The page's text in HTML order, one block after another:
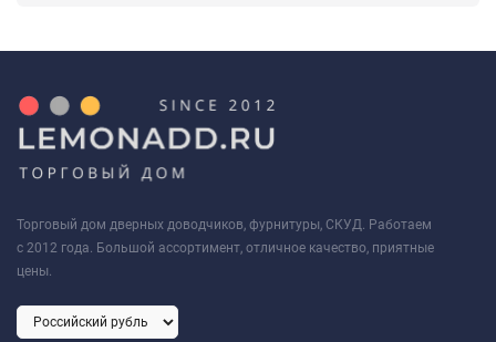
Торговый дом дверных доводчиков, фурнитуры, СКУД. Работаем
с 2012 года. Большой ассортимент, отличное качество, приятные
цены.